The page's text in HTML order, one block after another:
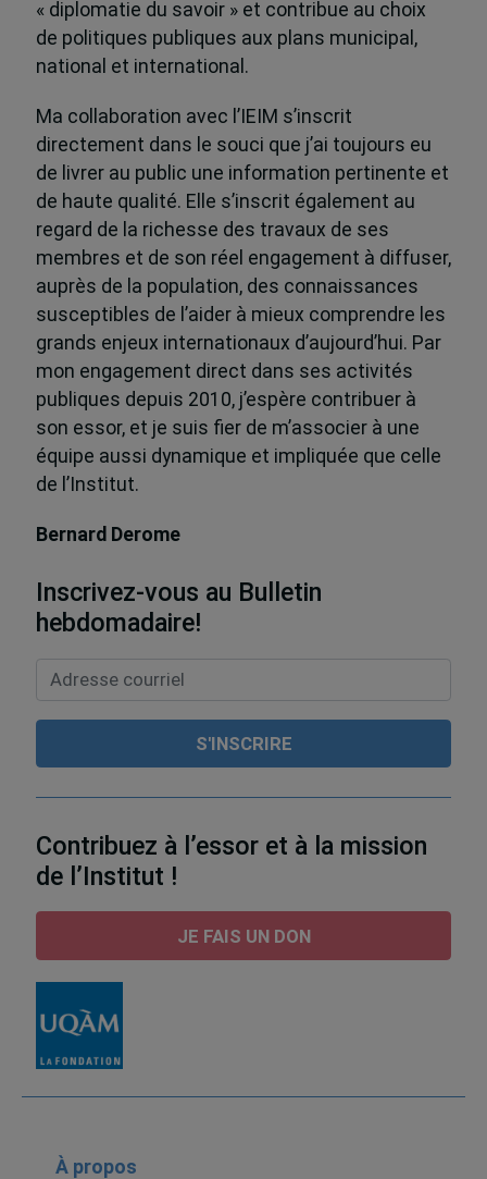
« diplomatie du savoir » et contribue au choix
de politiques publiques aux plans municipal,
national et international.
Ma collaboration avec l’IEIM s’inscrit
directement dans le souci que j’ai toujours eu
de livrer au public une information pertinente et
de haute qualité. Elle s’inscrit également au
regard de la richesse des travaux de ses
membres et de son réel engagement à diffuser,
auprès de la population, des connaissances
susceptibles de l’aider à mieux comprendre les
grands enjeux internationaux d’aujourd’hui. Par
mon engagement direct dans ses activités
publiques depuis 2010, j’espère contribuer à
son essor, et je suis fier de m’associer à une
équipe aussi dynamique et impliquée que celle
de l’Institut.
Bernard Derome
Inscrivez-vous au Bulletin
hebdomadaire!
Contribuez à l’essor et à la mission
de l’Institut !
JE FAIS UN DON
À propos